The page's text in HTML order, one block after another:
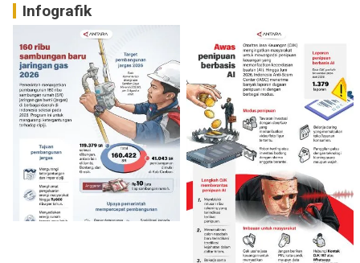
Infografik